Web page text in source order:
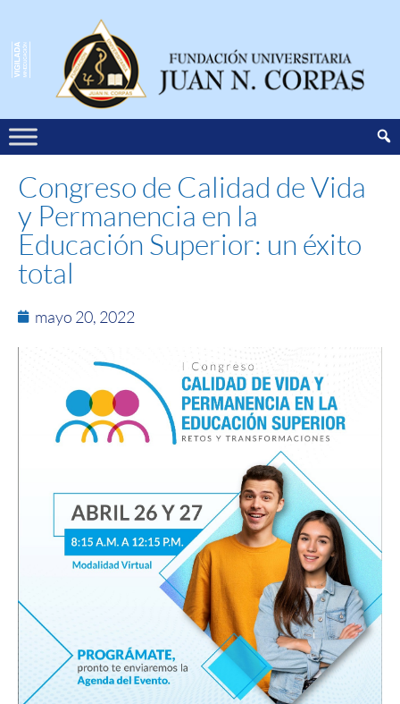
Congreso de Calidad de Vida
y Permanencia en la
Educación Superior: un éxito
total
mayo 20, 2022